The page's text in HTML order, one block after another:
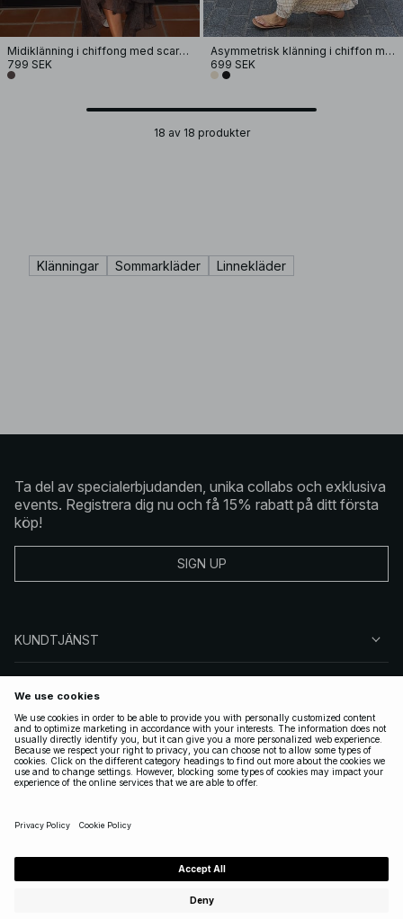
Midiklänning i chiffong med scarf-detalj
799 SEK
Asymmetrisk klänning i chiffon med halterneck
699 SEK
18 av 18 produkter
Klänningar Sommarkläder Linnekläder
Ta del av specialerbjudanden, unika collabs och exklusiva
events. Registrera dig nu och få 15% rabatt på ditt första
köp!
SIGN UP
KUNDTJÄNST
FÖLJ OSS
JURIDISKT